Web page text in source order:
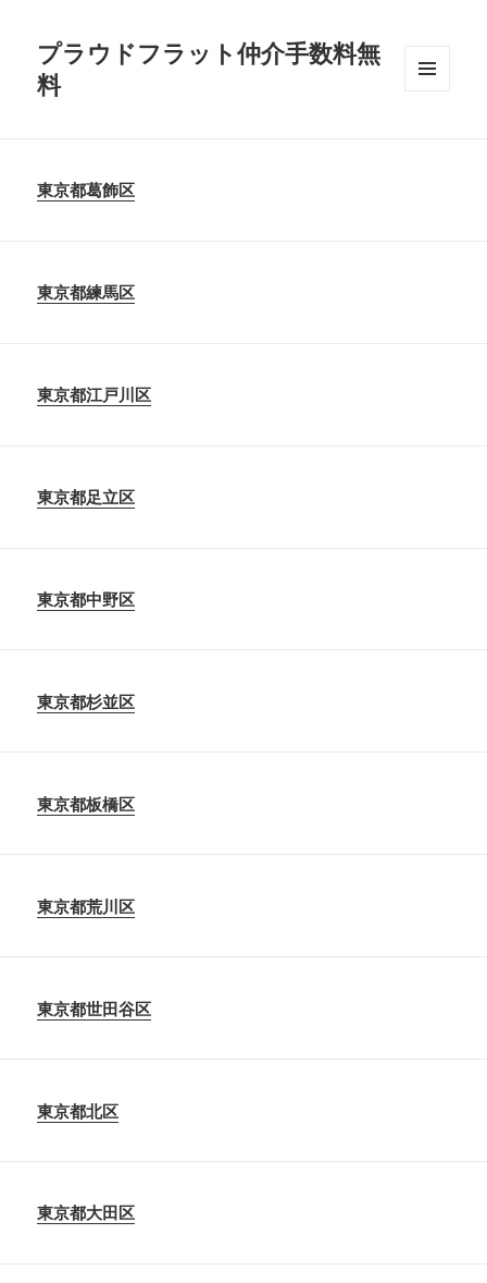
プラウドフラット仲介手数料無
料
東京都葛飾区
東京都練馬区
東京都江戸川区
東京都足立区
東京都中野区
東京都杉並区
東京都板橋区
東京都荒川区
東京都世田谷区
東京都北区
東京都大田区